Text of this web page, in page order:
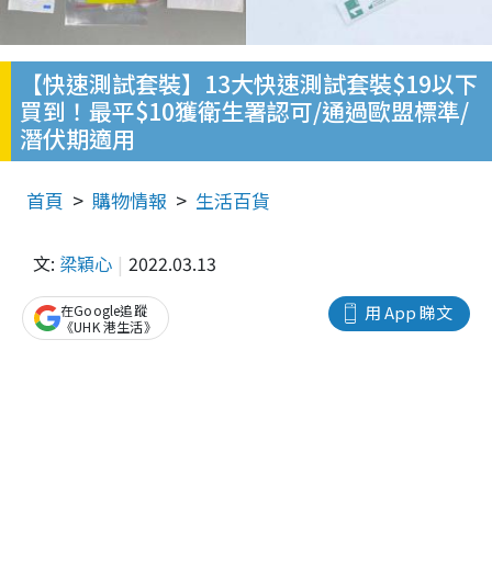
【快速測試套裝】13大快速測試套裝$19以下
買到！最平$10獲衛生署認可/通過歐盟標準/
潛伏期適用
首頁 購物情報 生活百貨
文: 梁穎心 2022.03.13
用 App 睇文
在Google追蹤
《UHK 港生活》